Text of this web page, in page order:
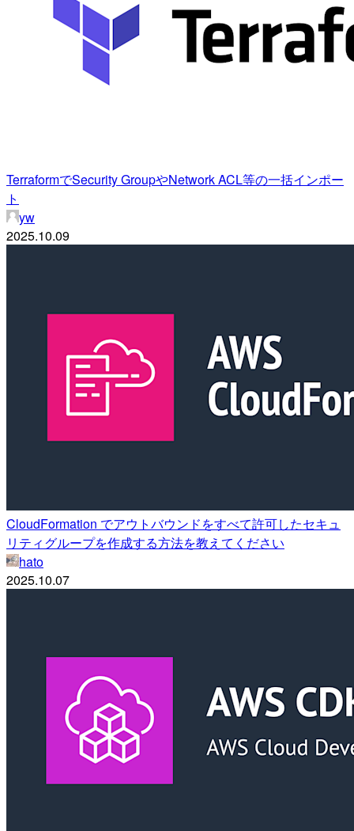
TerraformでSecurity GroupやNetwork ACL等の一括インポー
ト
yw
2025.10.09
CloudFormation でアウトバウンドをすべて許可したセキュ
リティグループを作成する方法を教えてください
hato
2025.10.07